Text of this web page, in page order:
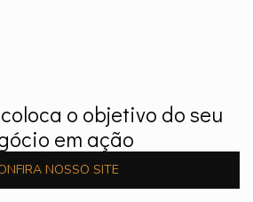
o objetivo do seu
em ação
NOSSO SITE